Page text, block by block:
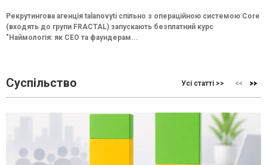
Рекрутингова агенція talanovyti спільно з операційною системою Core
(входять до групи FRACTAL) запускають безплатний курс
"Наймологія: як СEO та фаундерам...
Суспільство Усі статті >>